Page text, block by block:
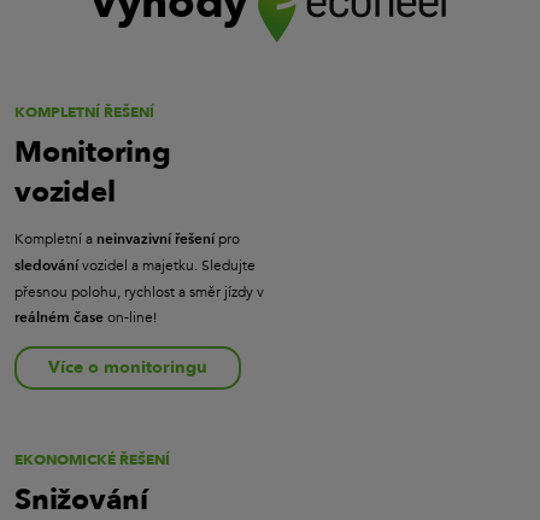
KOMPLETNÍ ŘEŠENÍ
Monitoring
vozidel
Kompletní a neinvazivní řešenípro
sledovánívozidel a majetku. Sledujte
přesnou polohu, rychlost a směr jízdy v
reálném čase on-line!
Více o monitoringu
EKONOMICKÉ ŘEŠENÍ
Snižování